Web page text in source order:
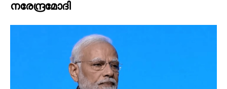
നരേന്ദ്രമോദി